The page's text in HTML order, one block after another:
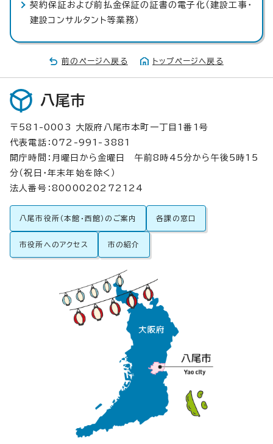
契約保証および前払金保証の証書の電子化（建設工事・
建設コンサルタント等業務）
前のページへ戻る トップページへ戻る
八尾市
〒581-0003 大阪府八尾市本町一丁目1番1号
代表電話：072-991-3881
開庁時間：月曜日から金曜日 午前8時45分から午後5時15
分（祝日・年末年始を除く）
法人番号：8000020272124
八尾市役所（本館・西館）のご案内 各課の窓口
市役所へのアクセス 市の紹介